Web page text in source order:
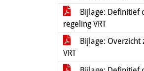
Bijlage: Definitief
regeling VRT
Bijlage: Overzicht
VRT